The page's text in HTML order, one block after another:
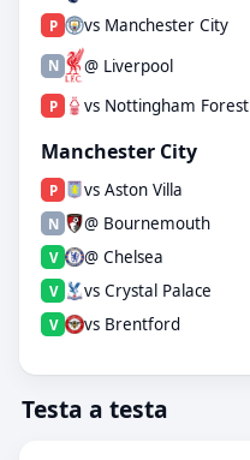
P vs Manchester City
N @ Liverpool
P vs Nottingham Forest
Manchester City
P vs Aston Villa
N @ Bournemouth
V @ Chelsea
V vs Crystal Palace
V vs Brentford
Testa a testa